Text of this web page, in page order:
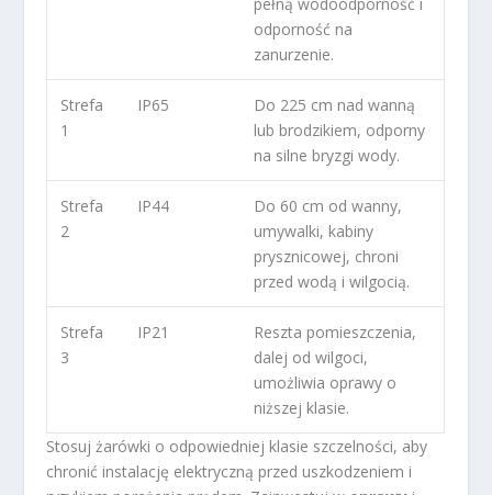
odporność na
zanurzenie.
Strefa
1
IP65
Do 225 cm nad wanną
lub brodzikiem, odporny
na silne bryzgi wody.
Strefa
2
IP44
Do 60 cm od wanny,
umywalki, kabiny
prysznicowej, chroni
przed wodą i wilgocią.
Strefa
3
IP21
Reszta pomieszczenia,
dalej od wilgoci,
umożliwia oprawy o
niższej klasie.
Stosuj żarówki o odpowiedniej klasie szczelności, aby
chronić instalację elektryczną przed uszkodzeniem i